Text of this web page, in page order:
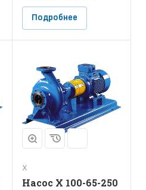
Подробнее
Х
Насос Х 100-65-250